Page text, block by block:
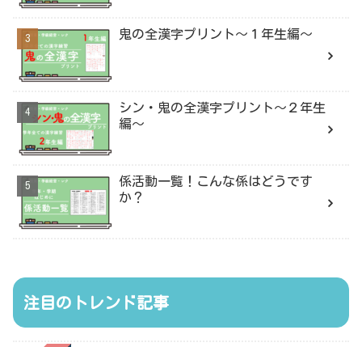
鬼の全漢字プリント〜１年生編〜
シン・鬼の全漢字プリント〜２年生
編〜
係活動一覧！こんな係はどうです
か？
注目のトレンド記事